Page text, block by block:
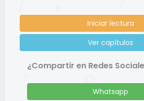
Iniciar lectura
Ver capítulos
¿Compartir en Redes
Whatsapp